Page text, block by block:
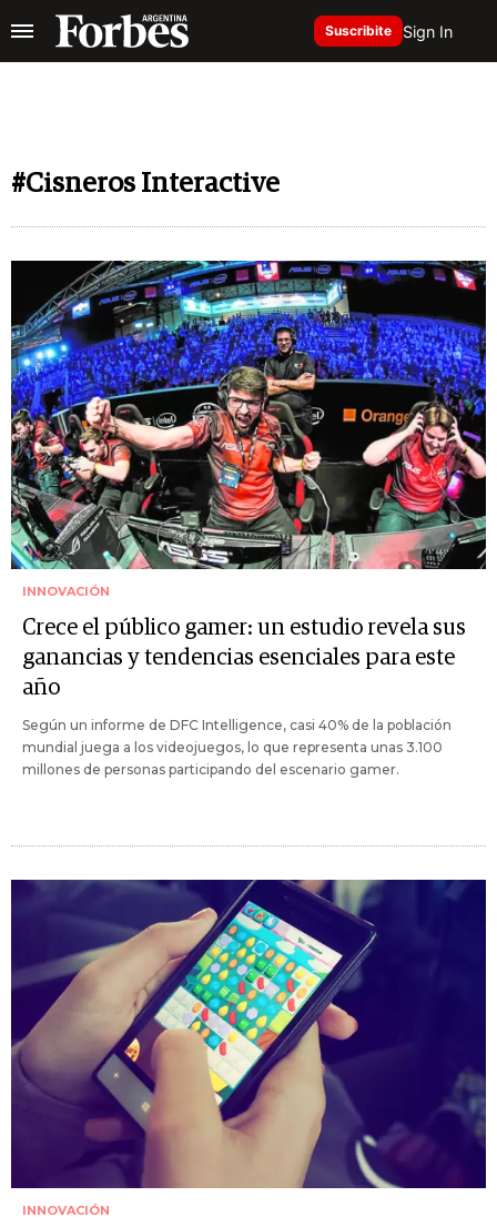
Suscribite Sign In
#Cisneros Interactive
INNOVACIÓN
Crece el público gamer: un estudio revela sus
ganancias y tendencias esenciales para este
año
Según un informe de DFC Intelligence, casi 40% de la población
mundial juega a los videojuegos, lo que representa unas 3.100
millones de personas participando del escenario gamer.
INNOVACIÓN